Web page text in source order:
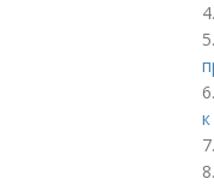
4.
5.
6.
7.
8.